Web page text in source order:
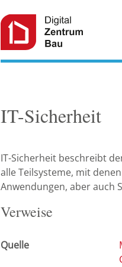
IT-Sicherheit
IT-Sicherheit beschreibt
alle Teilsysteme, mit
Anwendungen, aber auch
Verweise
Quelle